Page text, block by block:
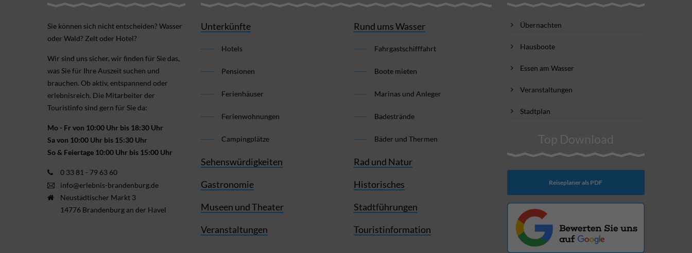
Sie können sich nicht ent­scheiden? Wasser
oder Wald? Zelt oder Hotel?
Wir sind uns sicher, wir finden für Sie das,
was Sie für Ihre Aus­zeit suchen und
brauchen. Ob aktiv, ent­spannend oder
erlebnis­reich. Die Mitarbeiter der
Touristinfo sind gern für Sie da:
Mo - Fr von 10:00 Uhr bis 18:30 Uhr
Sa von 10:00 Uhr bis 15:30 Uhr
So & Feiertage 10:00 Uhr bis 15:00 Uhr
0 33 81 - 79 63 60
info@erlebnis-brandenburg.de
Neustädtischer Markt 3
14776 Brandenburg an der Havel
Unterkünfte
Hotels
Pensionen
Ferienhäuser
Ferienwohnungen
Campingplätze
Sehenswürdigkeiten
Gastronomie
Museen und Theater
Veranstaltungen
Rund ums Wasser
Fahrgastschifffahrt
Boote mieten
Marinas und Anleger
Badestrände
Bäder und Thermen
Rad und Natur
Historisches
Stadtführungen
Touristinformation
Übernachten
Hausboote
Essen am Wasser
Veranstaltungen
Stadtplan
Top Download
Reiseplaner als PDF